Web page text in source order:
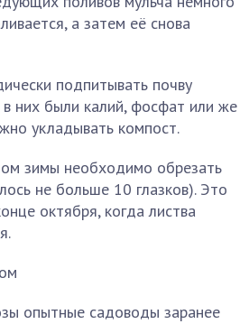
а затем её снова
подпитывать почву
них были калий, фосфат или же
укладывать компост.
зимы необходимо обрезать
не больше 10 глазков). Это
октября, когда листва
опытные садоводы заранее